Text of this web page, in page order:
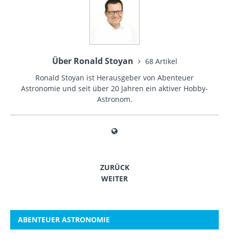
Über Ronald Stoyan
68 Artikel
Ronald Stoyan ist Herausgeber von Abenteuer
Astronomie und seit über 20 Jahren ein aktiver Hobby-
Astronom.
ZURÜCK
WEITER
ABENTEUER ASTRONOMIE